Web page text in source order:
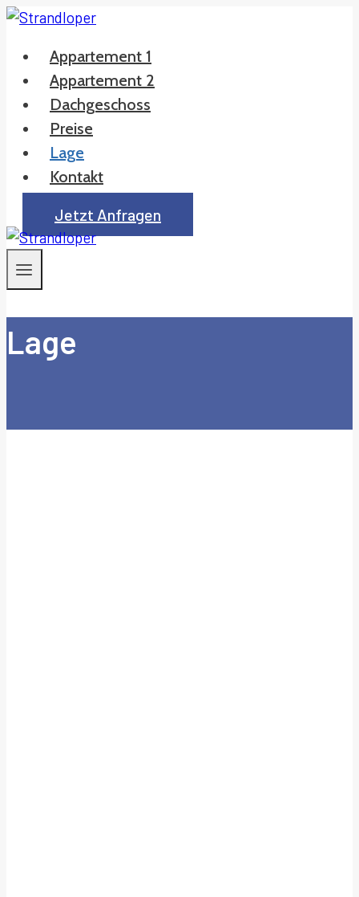
Zum
springenAppartement 1
Appartement 2
Dachgeschoss
Preise
Lage
Kontakt
Jetzt Anfragen
Lage